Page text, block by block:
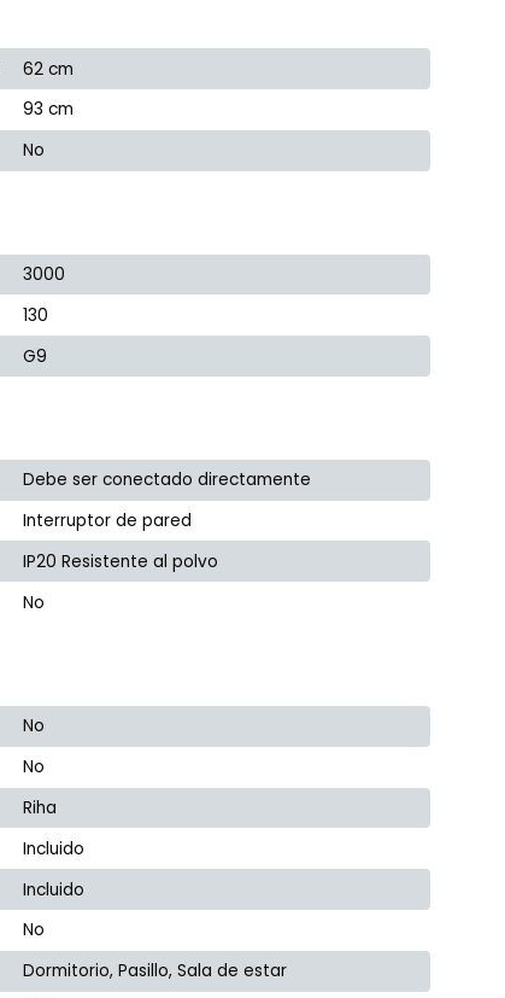
62 cm
93 cm
No
3000
130
G9
Debe ser conectado directamente
Interruptor de pared
IP20 Resistente al polvo
No
No
No
Riha
Incluido
Incluido
No
Dormitorio, Pasillo, Sala de estar